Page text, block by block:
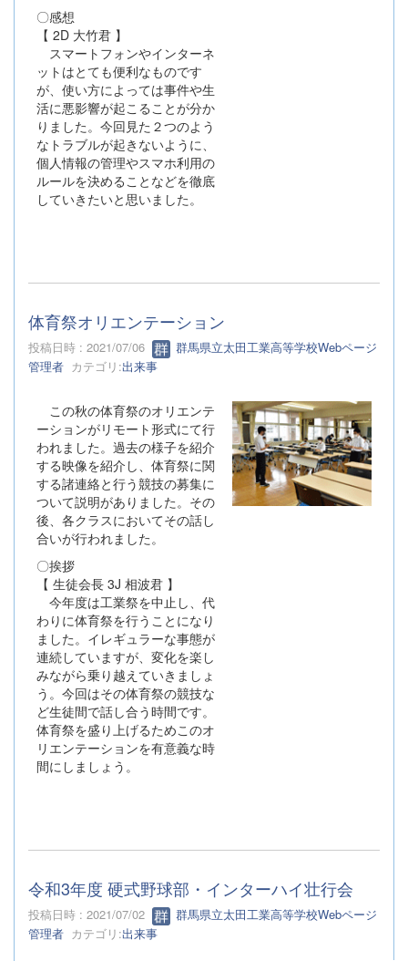
〇感想
【 2D 大竹君 】
スマートフォンやインターネ
ットはとても便利なものです
が、使い方によっては事件や生
活に悪影響が起こることが分か
りました。今回見た２つのよう
なトラブルが起きないように、
個人情報の管理やスマホ利用の
ルールを決めることなどを徹底
していきたいと思いました。
体育祭オリエンテーション
投稿日時 : 2021/07/06
群馬県立太田工業高等学校Webページ
管理者 カテゴリ:出来事
この秋の体育祭のオリエンテ
ーションがリモート形式にて行
われました。過去の様子を紹介
する映像を紹介し、体育祭に関
する諸連絡と行う競技の募集に
ついて説明がありました。その
後、各クラスにおいてその話し
合いが行われました。
〇挨拶
【 生徒会長 3J 相波君 】
今年度は工業祭を中止し、代
わりに体育祭を行うことになり
ました。イレギュラーな事態が
連続していますが、変化を楽し
みながら乗り越えていきましょ
う。今回はその体育祭の競技な
ど生徒間で話し合う時間です。
体育祭を盛り上げるためこのオ
リエンテーションを有意義な時
間にしましょう。
令和3年度 硬式野球部・インターハイ壮行会
投稿日時 : 2021/07/02
群馬県立太田工業高等学校Webページ
管理者 カテゴリ:出来事